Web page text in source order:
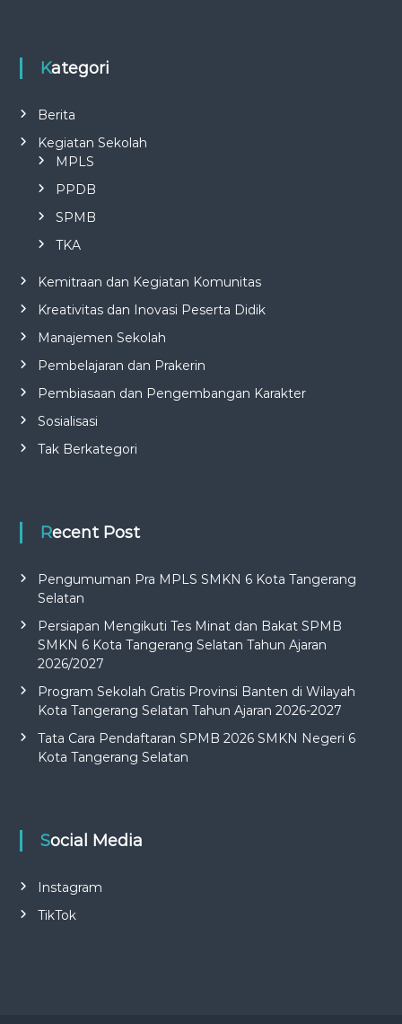
Kategori
Berita
Kegiatan Sekolah
MPLS
PPDB
SPMB
TKA
Kemitraan dan Kegiatan Komunitas
Kreativitas dan Inovasi Peserta Didik
Manajemen Sekolah
Pembelajaran dan Prakerin
Pembiasaan dan Pengembangan Karakter
Sosialisasi
Tak Berkategori
Recent Post
Pengumuman Pra MPLS SMKN 6 Kota Tangerang
Selatan
Persiapan Mengikuti Tes Minat dan Bakat SPMB
SMKN 6 Kota Tangerang Selatan Tahun Ajaran
2026/2027
Program Sekolah Gratis Provinsi Banten di Wilayah
Kota Tangerang Selatan Tahun Ajaran 2026-2027
Tata Cara Pendaftaran SPMB 2026 SMKN Negeri 6
Kota Tangerang Selatan
Social Media
Instagram
TikTok